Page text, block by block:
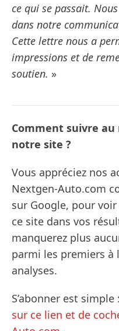
ce qui se passait.
dans notre
Cette lettre nous a
impressions et de
soutien. »
Comment suivre au
notre site ?
Vous appréciez nos
Nextgen-Auto.com
sur Google, pour
ce site dans vos
manquerez plus
parmi les premiers à
analyses.
S’abonner est
sur ce lien et de